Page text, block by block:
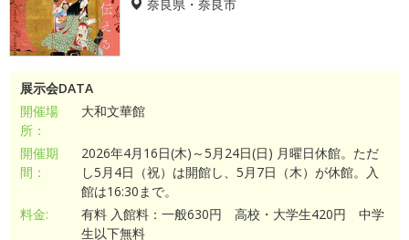
奈良県・奈良市
展示会DATA
開催場
所：
大和文華館
開催期
間：
2026年4月16日(木)～5月24日(日) 月曜日休館。ただ
し5月4日（祝）は開館し、5月7日（木）が休館。入
館は16:30まで。
料金:
有料 入館料：一般630円 高校・大学生420円 中学
生以下無料